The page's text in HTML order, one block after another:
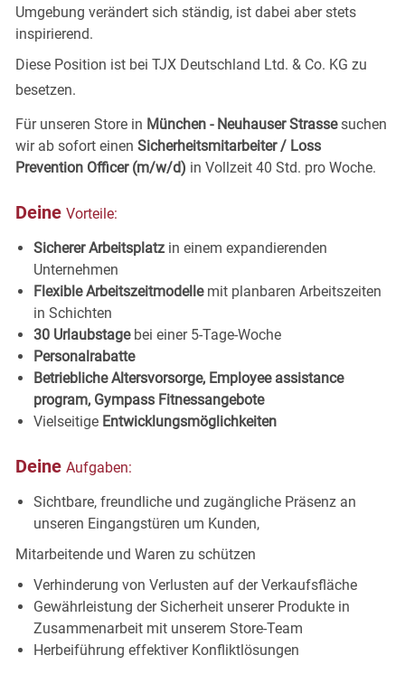
Umgebung verändert sich ständig, ist dabei aber stets
inspirierend.
Diese Position ist bei TJX Deutschland Ltd. & Co. KG zu
besetzen.
Für unseren Store in München- Neuhauser Strassesuchen
wir ab sofort einen Sicherheitsmitarbeiter / Loss
Prevention Officer (m/w/d) in Vollzeit 40 Std. pro Woche.
Deine Vorteile:
Sicherer Arbeitsplatz in einem expandierenden
Unternehmen
Flexible Arbeitszeitmodelle mit planbaren Arbeitszeiten
in Schichten
30 Urlaubstage bei einer 5-Tage-Woche
Personalrabatte
Betriebliche Altersvorsorge, Employee assistance
program, Gympass Fitnessangebote
Vielseitige Entwicklungsmöglichkeiten
Deine Aufgaben:
Sichtbare, freundliche und zugängliche Präsenz an
unseren Eingangstüren um Kunden,
Mitarbeitende und Waren zu schützen
Verhinderung von Verlusten auf der Verkaufsfläche
Gewährleistung der Sicherheit unserer Produkte in
Zusammenarbeit mit unserem Store-Team
Herbeiführung effektiver Konfliktlösungen